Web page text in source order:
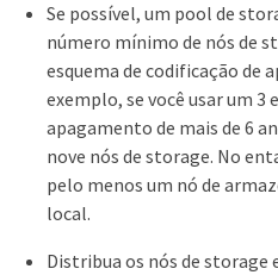
Se possível, um pool de
número mínimo de nós de
esquema de codificação de
exemplo, se você usar um 3
apagamento de mais de 6
nove nós de storage. No
pelo menos um nó de
local.
Distribua os nós de